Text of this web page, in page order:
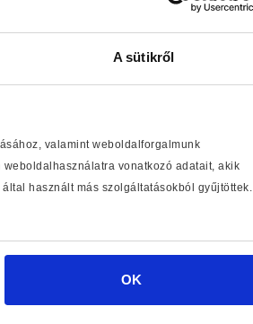
A sütikről
valamint weboldalforgalmunk
vonatkozó adatait, akik
használt más szolgáltatásokból gyűjtöttek.
OK